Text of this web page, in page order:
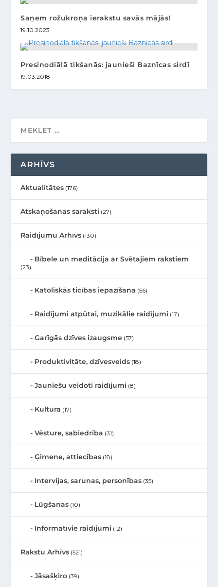
Saņem rožukroņa ierakstu savās mājās!
19.10.2023
Presinodiālā tikšanās: jaunieši Baznīcas sirdī
19.03.2018
ARHĪVS
Aktualitātes (176)
Atskaņošanas saraksti (27)
Raidījumu Arhīvs (130)
Bībele un meditācija ar Svētajiem rakstiem
(23)
Katoliskās ticības iepazīšana (56)
Raidījumi atpūtai, muzikālie raidījumi (17)
Garīgās dzīves izaugsme (57)
Produktivitāte, dzīvesveids (18)
Jauniešu veidoti raidījumi (8)
Kultūra (17)
Vēsture, sabiedrība (31)
Ģimene, attiecības (18)
Intervijas, sarunas, personības (35)
Lūgšanas (10)
Informatīvie raidījumi (12)
Rakstu Arhīvs (521)
Jāsašķiro (39)